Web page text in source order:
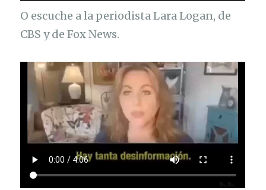
O escuche a la periodista Lara Logan, de
CBS y de Fox News.